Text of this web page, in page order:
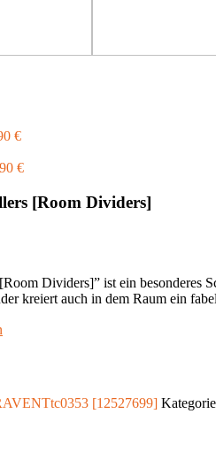
€
€
[Room Dividers]
Dividers]” ist ein besonderes
kreiert auch in dem Raum ein
[12527699]